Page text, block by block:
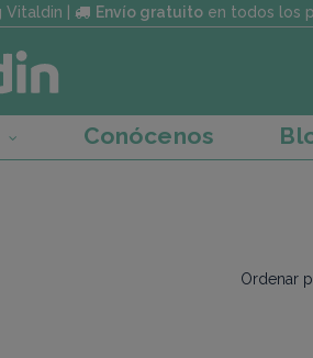
| Envío gratuitoen todos los
Conócenos
Ordenar